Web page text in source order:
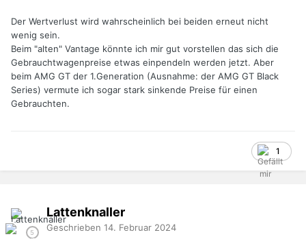
Der Wertverlust wird wahrscheinlich bei beiden erneut nicht
wenig sein.
Beim "alten" Vantage könnte ich mir gut vorstellen das sich die
Gebrauchtwagenpreise etwas einpendeln werden jetzt. Aber
beim AMG GT der 1.Generation (Ausnahme: der AMG GT Black
Series) vermute ich sogar stark sinkende Preise für einen
Gebrauchten.
1
Lattenknaller
Geschrieben 14. Februar 2024